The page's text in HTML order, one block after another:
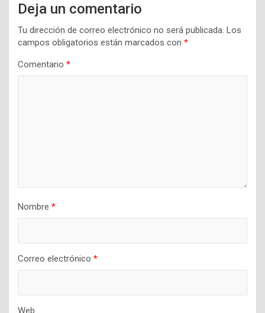
Deja un comentario
Tu dirección de correo electrónico no será publicada. Los
campos obligatorios están marcados con *
Comentario *
Nombre *
Correo electrónico *
Web